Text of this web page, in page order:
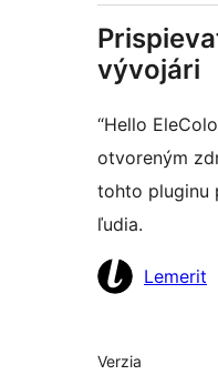
vývojári
“Hello
otvoreným
tohto pluginu
ľudia.
Prispievatelia
Lemerit
Meta
Verzia